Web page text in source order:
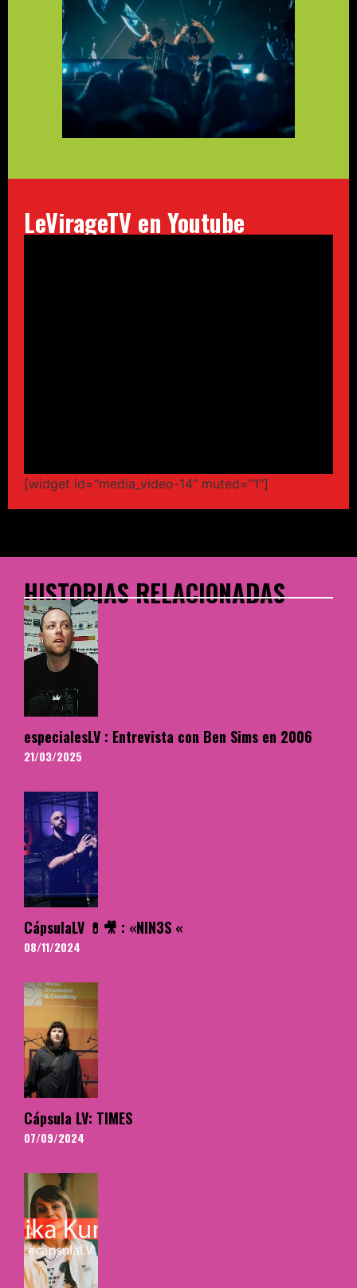
LeVirageTV en Youtube
[widget id="media_video-14" muted="1"]
HISTORIAS RELACIONADAS
especialesLV : Entrevista con Ben Sims en 2006
21/03/2025
CápsulaLV 💊🎥 : «NIN3S «
08/11/2024
Cápsula LV: TIMES
07/09/2024